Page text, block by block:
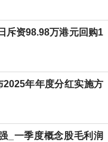
斥资98.98万港元回购1
2025年年度分红实施方
_一季度概念股毛利润